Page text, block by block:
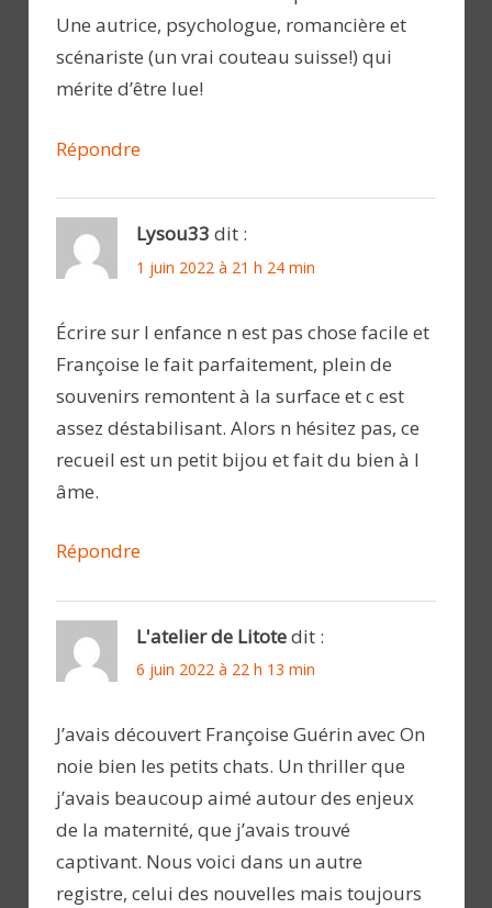
Une autrice, psychologue, romancière et
scénariste (un vrai couteau suisse!) qui
mérite d’être lue!
Répondre
Lysou33 dit :
1 juin 2022 à 21 h 24 min
Écrire sur l enfance n est pas chose facile et
Françoise le fait parfaitement, plein de
souvenirs remontent à la surface et c est
assez déstabilisant. Alors n hésitez pas, ce
recueil est un petit bijou et fait du bien à l
âme.
Répondre
L'atelier de Litotedit :
6 juin 2022 à 22 h 13 min
J’avais découvert Françoise Guérin avec On
noie bien les petits chats. Un thriller que
j’avais beaucoup aimé autour des enjeux
de la maternité, que j’avais trouvé
captivant. Nous voici dans un autre
registre, celui des nouvelles mais toujours